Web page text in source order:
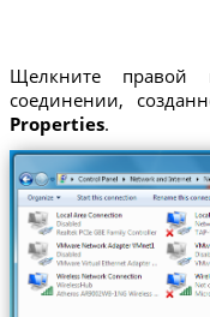
Щелкните
соединении,
Properties.